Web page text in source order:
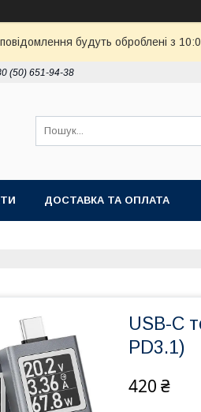
будуть оброблені з
(50) 651-94-38
ДОСТАВКА ТА ОПЛАТА
USB-С
PD3.1)
420 ₴